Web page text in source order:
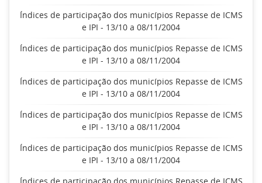
Índices de participação dos municípios Repasse de ICMS
e IPI - 13/10 a 08/11/2004
Índices de participação dos municípios Repasse de ICMS
e IPI - 13/10 a 08/11/2004
Índices de participação dos municípios Repasse de ICMS
e IPI - 13/10 a 08/11/2004
Índices de participação dos municípios Repasse de ICMS
e IPI - 13/10 a 08/11/2004
Índices de participação dos municípios Repasse de ICMS
e IPI - 13/10 a 08/11/2004